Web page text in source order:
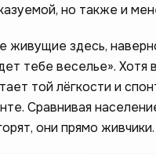
но также и
живущие здесь,
тебе веселье». Хотя
той лёгкости и
Сравнивая
они прямо живчики.